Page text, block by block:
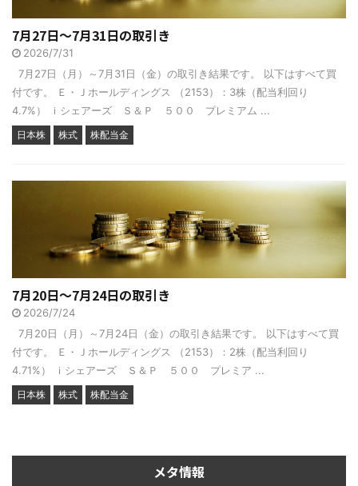
7月27日～7月31日の取引き
2026/7/31
7月27日（月）～7月31日（金）の取引き結果です。 以下はすべて買
付です。 Ｅ・Ｊホールディングス （2153）：3株（配当利回り
4.7%） ｉシェアーズ Ｓ＆Ｐ ５００ プレミアム ...
日本株 株式 株配当金
7月20日～7月24日の取引き
2026/7/24
7月20日（月）～7月24日（金）の取引き結果です。 以下はすべて買
付です。 Ｅ・Ｊホールディングス （2153）：2株（配当利回り
4.71%） ｉシェアーズ Ｓ＆Ｐ ５００ プレミア ...
日本株 株式 株配当金
メタ情報